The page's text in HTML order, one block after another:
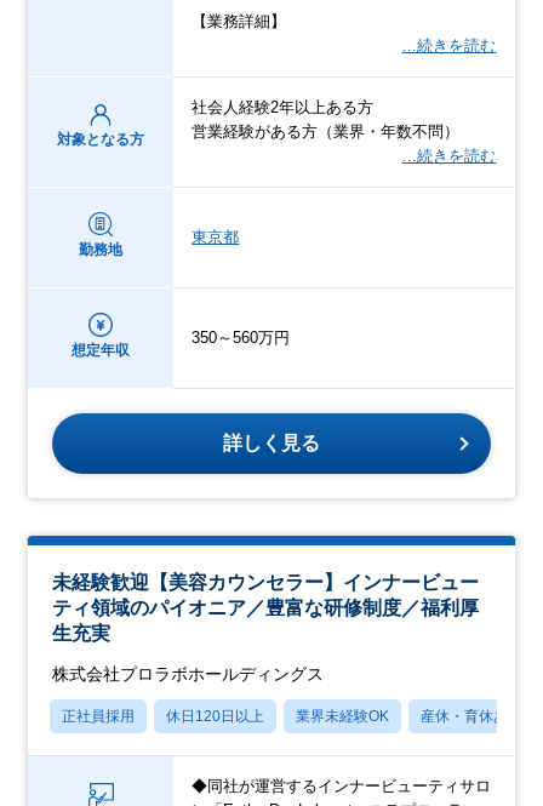
【業務詳細】
…続きを読む
対象となる方
社会人経験2年以上ある方
営業経験がある方（業界・年数不問）
…続きを読む
勤務地
東京都
想定年収
350～560万円
詳しく見る
未経験歓迎【美容カウンセラー】インナービュー
ティ領域のパイオニア／豊富な研修制度／福利厚
生充実
株式会社プロラボホールディングス
正社員採用 休日120日以上 業界未経験OK 産休・育休あり
◆同社が運営するインナービューティサロ